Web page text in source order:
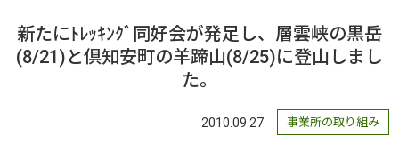
新たにﾄﾚｯｷﾝｸﾞ同好会が発足し、層雲峡の黒岳
(8/21)と倶知安町の羊蹄山(8/25)に登山しまし
た。
2010.09.27 事業所の取り組み